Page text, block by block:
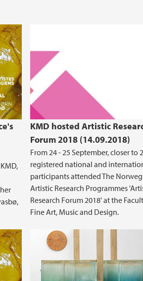
KMD hosted Artistic
Forum 2018 (14.09.2018)
From 24 - 25 September, closer to
registered national and
participants attended The
Artistic Research Programmes
Research Forum 2018' at the
Fine Art, Music and Design.